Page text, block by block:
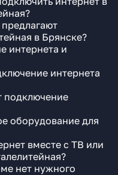
в Брянске?
интернета и
интернета
подключение
оборудование для
вместе с ТВ или
нет нужного